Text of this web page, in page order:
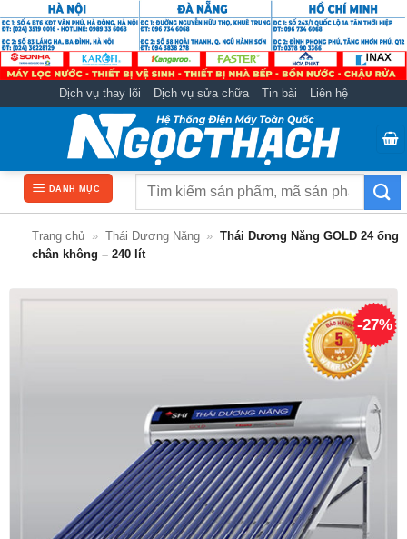
qua
nội
dung
Dịch vụ thay lõi Dịch vụ sửa chữa Tin bài Liên hệ
DANH MỤC
Tìm
Trang chủ » Thái Dương Năng » Thái Dương Năng GOLD 24 ống
chân không – 240 lít
-27%